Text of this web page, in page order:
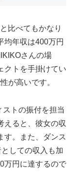
比べてもかなり
均年収は400万円
さんの場
クトを手掛けてい
が高いです。
トの振付を担当
えると、彼女の収
す。また、ダンス
しての収入も加
万円に達するので